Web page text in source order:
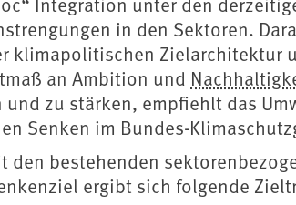
in den Sektoren.
klimapolitischen Zielarchitektur
an Ambition und
zu stärken, empfiehlt das
Senken im Bundes-
den bestehenden
ergibt sich folgende